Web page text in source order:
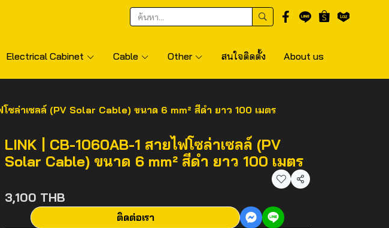
Electrical Cabinet Cable Other สนใจติดตั้ง About us
โซล่าเซลล์ (PV Solar Cable) ขนาด 6 mm² สีดำ ยาว 100 เมตร
LINK | CB-1060AB-1 สายไฟโซล่าเซลล์ (PV
Solar Cable) ขนาด 6 mm² สีดำ ยาว 100 เมตร
แชร์
3,100 THB
ติดต่อเรา